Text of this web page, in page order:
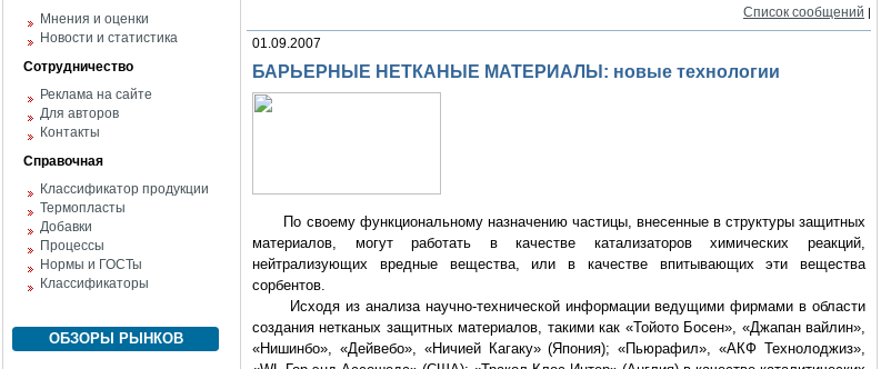
Мнения и оценки
Новости и статистика
Сотрудничество
Реклама на сайте
Для авторов
Контакты
Справочная
Классификатор продукции
Термопласты
Добавки
Процессы
Нормы и ГОСТы
Классификаторы
ОБЗОРЫ РЫНКОВ
Список сообщений |
01.09.2007
БАРЬЕРНЫЕ НЕТКАНЫЕ МАТЕРИАЛЫ: новые технологии
По своему функциональному назначению частицы, внесенные в структуры защитных
материалов, могут работать в качестве катализаторов химических реакций,
нейтрализующих вредные вещества, или в качестве впитывающих эти вещества
сорбентов.
Исходя из анализа научно-технической информации ведущими фирмами в области
создания нетканых защитных материалов, такими как «Тойото Босен», «Джапан вайлин»,
«Нишинбо», «Дейвебо», «Ничией Кагаку» (Япония); «Пьюрафил», «АКФ Технолоджиз»,